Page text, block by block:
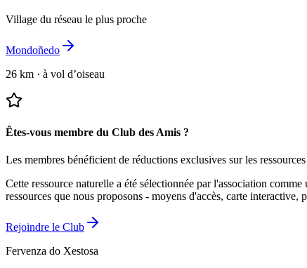
Village du réseau le plus proche
Mondoñedo
26 km · à vol d’oiseau
Êtes-vous membre du Club des Amis ?
Les membres bénéficient de réductions exclusives sur les
Cette ressource naturelle a été sélectionnée par l'association
ressources que nous proposons - moyens d'accès, carte
Rejoindre le Club
Fervenza do Xestosa